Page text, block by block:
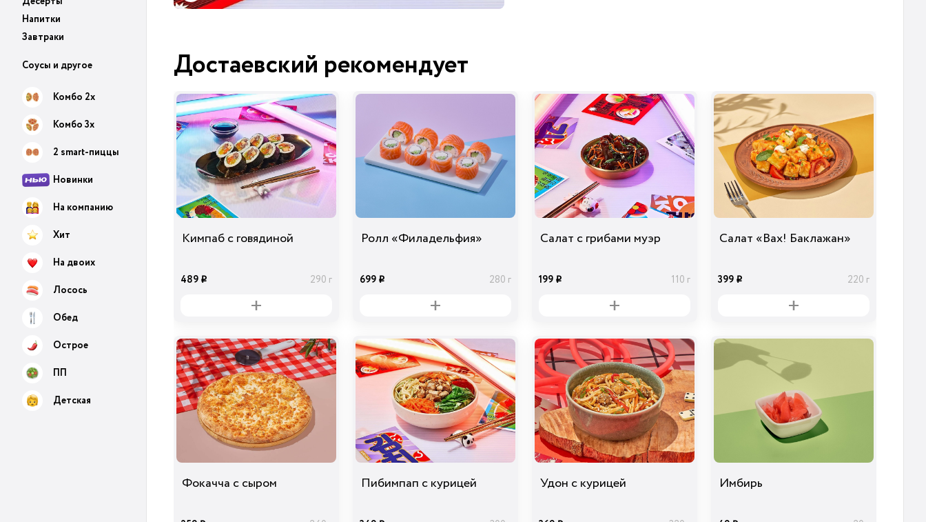
Напитки
Завтраки
Соусы и другое
Комбо 2х
Комбо 3х
2 smart-пиццы
Новинки
На компанию
Хит
На двоих
Лосось
Обед
Острое
ПП
Детская
Достаевский рекомендует
Кимпаб с говядиной
489 i 290 г
Ролл «Филадельфия»
699 i 280 г
Салат с грибами муэр
199 i 110 г
Салат «Вах! Баклажан»
399 i 220 г
Фокачча с сыром Пибимпап с курицей Удон с курицей Имбирь